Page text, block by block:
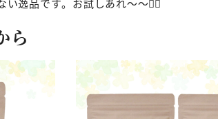
逸品です。お試しあれ～～🙋‍♀️
ら